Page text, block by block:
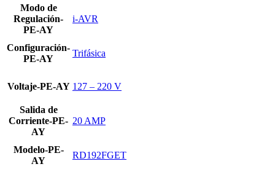
Modo de
Regulación-
PE-AY
i-AVR
Configuración-
PE-AY
Trifásica
Voltaje-PE-AY 127 – 220 V
Salida de
Corriente-PE-
AY
20 AMP
Modelo-PE-
AY
RD192FGET